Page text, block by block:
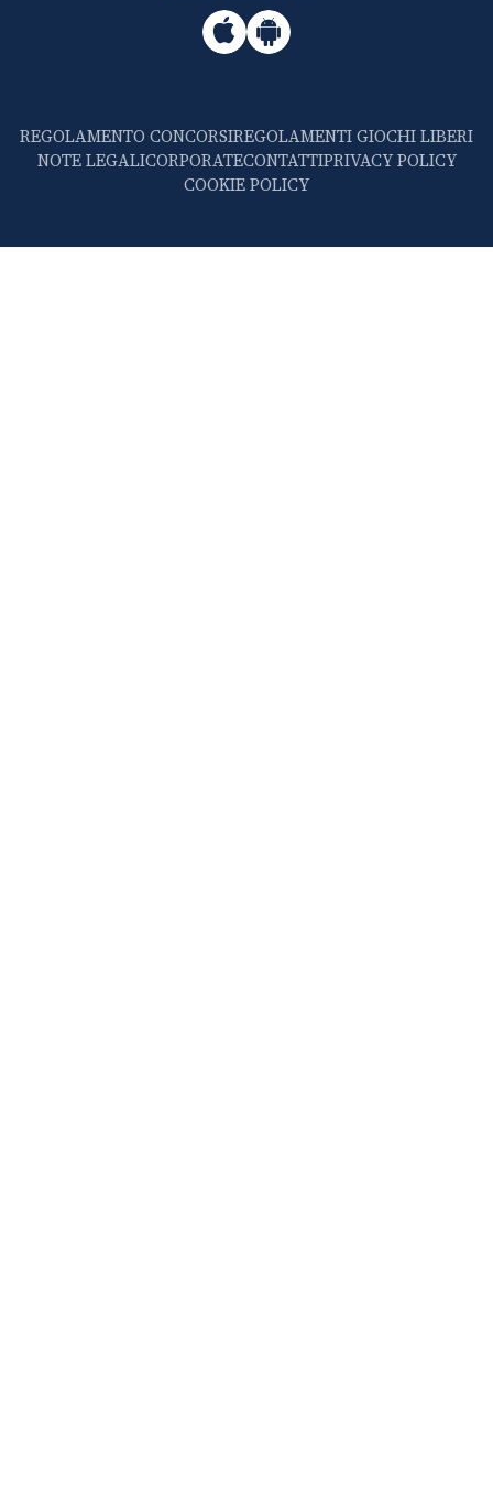
REGOLAMENTO CONCORSIREGOLAMENTI GIOCHI LIBERI
NOTE LEGALICORPORATECONTATTIPRIVACY POLICY
COOKIE POLICY